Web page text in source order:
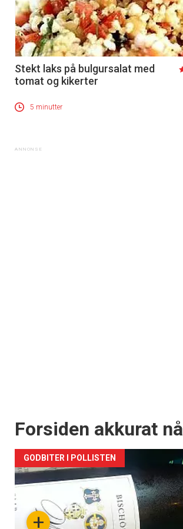
Stekt laks på bulgursalat med
tomat og kikerter
5 minutter
Forsiden akkurat nå
+
GODBITER I POLLISTEN